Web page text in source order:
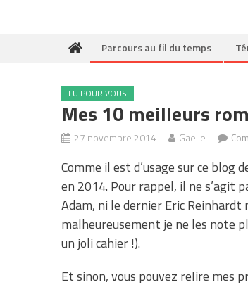
Parcours au fil du temps
LU POUR VOUS
Mes 10 meilleurs
27 novembre 2014 Gaëlle
Comme il est d’usage sur ce blog
en 2014. Pour rappel, il ne s’agit
Adam, ni le dernier Eric Reinhardt
malheureusement je ne les note
un joli cahier !).
Et sinon, vous pouvez relire mes